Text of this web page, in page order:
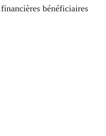
bénéficiaires